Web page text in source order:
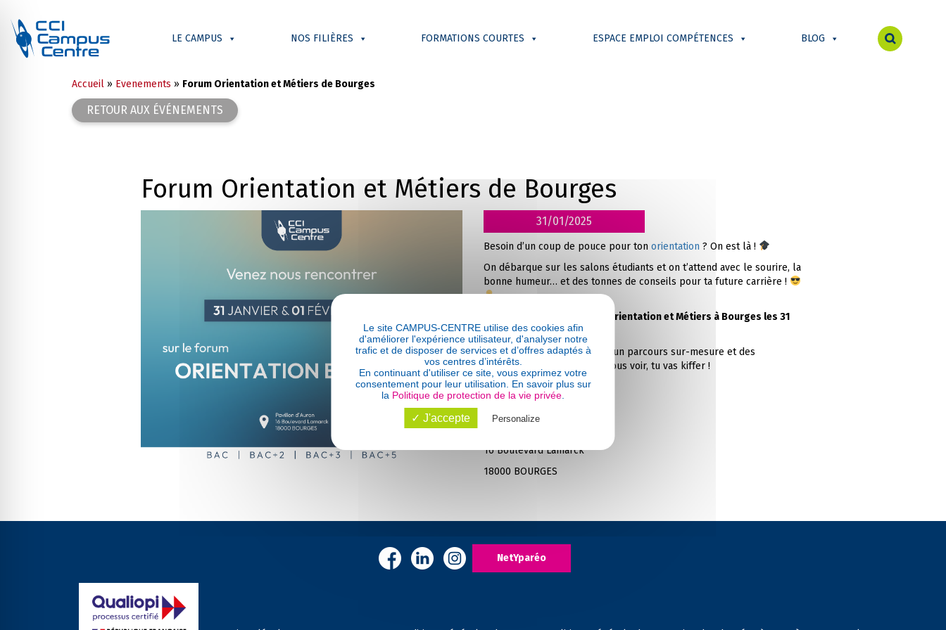
LE CAMPUS NOS FILIÈRES FORMATIONS COURTES ESPACE EMPLOI COMPÉTENCES BLOG
Accueil » Evenements » Forum Orientation et Métiers de Bourges
RETOUR AUX ÉVÉNEMENTS
Forum Orientation et Métiers de Bourges
31/01/2025
Besoin d’un coup de pouce pour ton orientation ? On est là !
On débarque sur les salons étudiants et on t’attend avec le sourire, la
bonne humeur… et des tonnes de conseils pour ta future carrière !
Forum Orientation et Métiers à Bourges les 31
janvier et 01 février 2025
Tu veux des infos claires, un parcours sur-mesure et des
conseillers au top ? Passe nous voir, tu vas kiffer !
16 Boulevard Lamarck
18000 BOURGES
NetYparéo
Le site CAMPUS-CENTRE utilise des cookies afin
d'améliorer l'expérience utilisateur, d'analyser notre
trafic et de disposer de services et d’offres adaptés à
vos centres d’intérêts.
En continuant d'utiliser ce site, vous exprimez votre
consentement pour leur utilisation. En savoir plus sur
la Politique de protection de la vie privée
✓ J'accepte Personalize